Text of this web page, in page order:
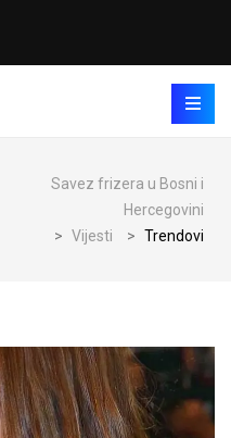
Savez frizera u Bosni i
Hercegovini
> Vijesti > Trendovi